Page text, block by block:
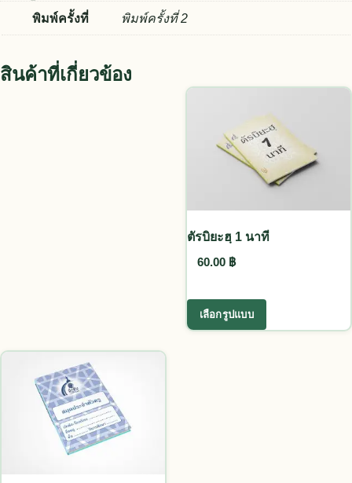
พิมพ์ครั้งที่ พิมพ์ครั้งที่ 2
สินค้าที่เกี่ยวข้อง
ตัรบิยะฮฺ 1 นาที
60.00 ฿
เลือกรูปแบบ
This product